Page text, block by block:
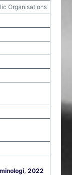
Organisations
2022